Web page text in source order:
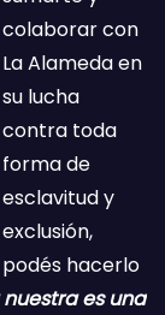
colaborar con
La Alameda en
su lucha
contra toda
forma de
esclavitud y
exclusión,
podés hacerlo
es una